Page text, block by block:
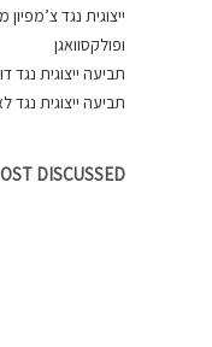
ייצוגית נגד
ופולקסוואגן
תביעה ייצוגית
תביעה ייצוגית נגד
DISCUSSED